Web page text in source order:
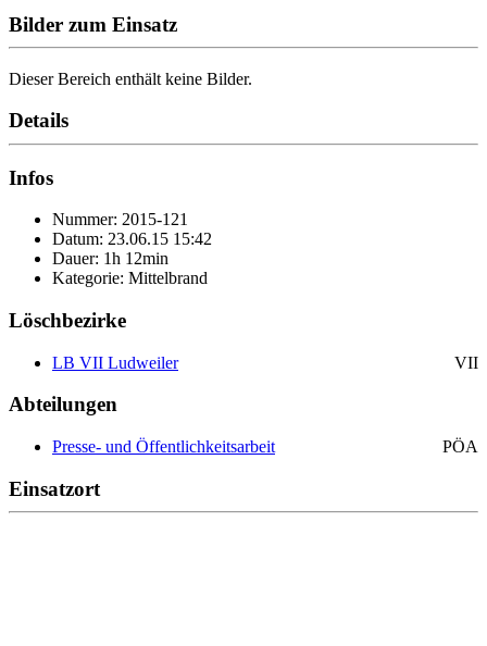
Bilder zum Einsatz
Dieser Bereich enthält keine Bilder.
Details
Infos
Nummer: 2015-121
Datum: 23.06.15 15:42
Dauer: 1h 12min
Kategorie: Mittelbrand
Löschbezirke
LB VII Ludweiler VII
Abteilungen
Presse- und Öffentlichkeitsarbeit PÖA
Einsatzort